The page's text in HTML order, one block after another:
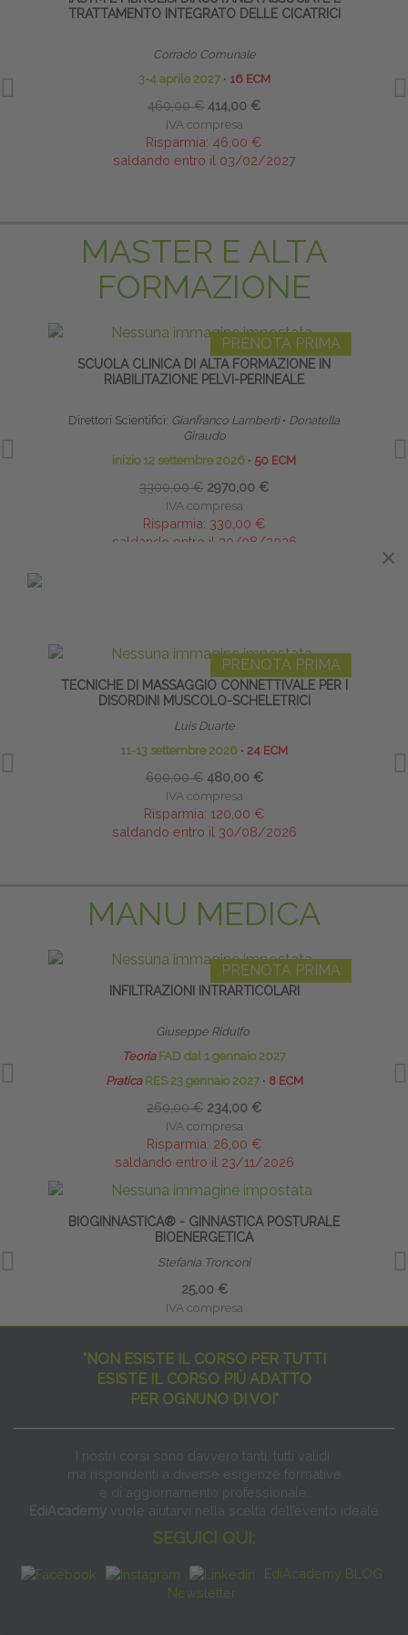
TRATTAMENTO INTEGRATO DELLE CICATRICI
Corrado Comunale
3-4 aprile 2027 ∙ 16 ECM
460,00 € 414,00 €
IVA compresa
Risparmia: 46,00 €
saldando entro il 03/02/2027
MASTER E ALTA
FORMAZIONE
PRENOTA PRIMA
SCUOLA CLINICA DI ALTA FORMAZIONE IN
RIABILITAZIONE PELVI-PERINEALE
Direttori Scientifici: Gianfranco Lamberti ∙ Donatella
Giraudo
inizio 12 settembre 2026 ∙ 50 ECM
3300,00 € 2970,00 €
IVA compresa
Risparmia: 330,00 €
saldando entro il 30/08/2026
PRENOTA PRIMA
TECNICHE DI MASSAGGIO CONNETTIVALE PER I
DISORDINI MUSCOLO-SCHELETRICI
Luis Duarte
11-13 settembre 2026 ∙ 24 ECM
600,00 € 480,00 €
IVA compresa
Risparmia: 120,00 €
saldando entro il 30/08/2026
MANU MEDICA
PRENOTA PRIMA
INFILTRAZIONI INTRARTICOLARI
Giuseppe Ridulfo
Teoria FAD dal 1 gennaio 2027
PraticaRES 23 gennaio 2027 ∙ 8 ECM
260,00 € 234,00 €
IVA compresa
Risparmia: 26,00 €
saldando entro il 23/11/2026
BIOGINNASTICA® - GINNASTICA POSTURALE
BIOENERGETICA
Stefania Tronconi
25,00 €
IVA compresa
"NON ESISTE IL CORSO PER TUTTI
ESISTE IL CORSO PIÙ ADATTO
PER OGNUNO DI VOI"
I nostri corsi sono davvero tanti, tutti validi
ma rispondenti a diverse esigenze formative
e di aggiornamento professionale.
EdiAcademy vuole aiutarvi nella scelta dell’evento ideale
SEGUICI QUI:
EdiAcademy BLOG
Newsletter
×